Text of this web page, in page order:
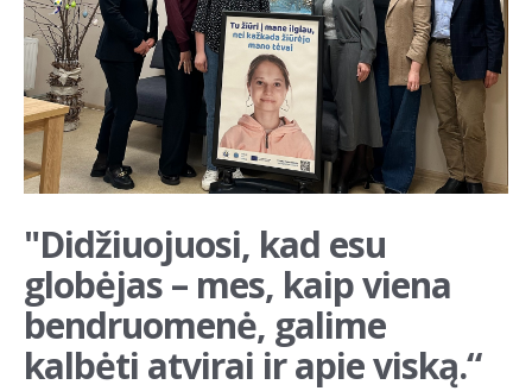
"Didžiuojuosi, kad esu
globėjas – mes, kaip viena
bendruomenė, galime
kalbėti atvirai ir apie viską.“